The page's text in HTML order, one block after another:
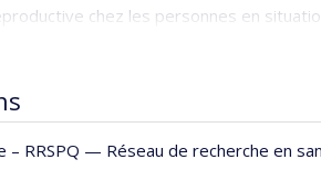
chez les personnes en
postdoctorale sur la
en développement international en
suivantes : la santé publique
le handicap et l’anti-capacitisme, la
– RRSPQ — Réseau de recherche en